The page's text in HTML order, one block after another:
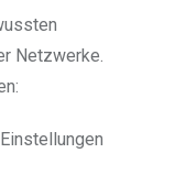
Netzwerke.